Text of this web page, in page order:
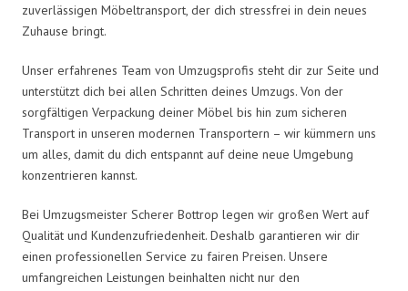
zuverlässigen Möbeltransport, der dich stressfrei in dein neues
Zuhause bringt.
Unser erfahrenes Team von Umzugsprofis steht dir zur Seite und
unterstützt dich bei allen Schritten deines Umzugs. Von der
sorgfältigen Verpackung deiner Möbel bis hin zum sicheren
Transport in unseren modernen Transportern – wir kümmern uns
um alles, damit du dich entspannt auf deine neue Umgebung
konzentrieren kannst.
Bei Umzugsmeister Scherer Bottrop legen wir großen Wert auf
Qualität und Kundenzufriedenheit. Deshalb garantieren wir dir
einen professionellen Service zu fairen Preisen. Unsere
umfangreichen Leistungen beinhalten nicht nur den